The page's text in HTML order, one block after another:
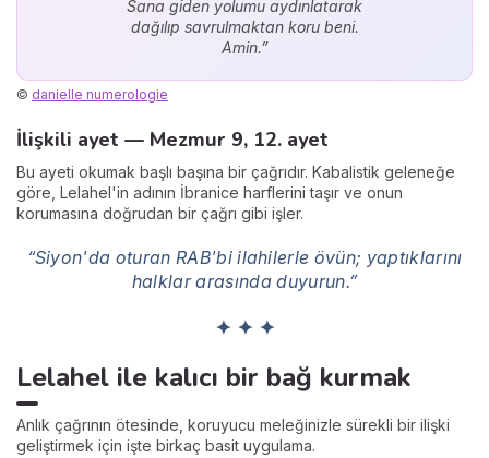
Sana giden yolumu aydınlatarak
dağılıp savrulmaktan koru beni.
Amin.”
© danielle numerologie
İlişkili ayet — Mezmur 9, 12. ayet
Bu ayeti okumak başlı başına bir çağrıdır. Kabalistik geleneğe
göre, Lelahel'in adının İbranice harflerini taşır ve onun
korumasına doğrudan bir çağrı gibi işler.
“Siyon'da oturan RAB'bi ilahilerle övün; yaptıklarını
halklar arasında duyurun.”
✦ ✦ ✦
Lelahel ile kalıcı bir bağ kurmak
Anlık çağrının ötesinde, koruyucu meleğinizle sürekli bir ilişki
geliştirmek için işte birkaç basit uygulama.